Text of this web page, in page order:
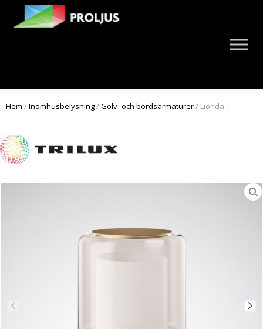
Hem /Inomhusbelysning/Golv- och bordsarmaturer/ Lionda T